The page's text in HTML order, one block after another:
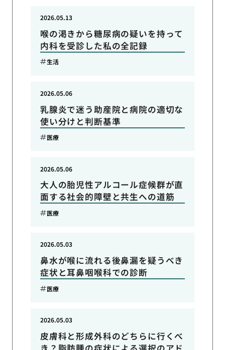
喉の渇きから糖尿病の疑いを持って
内科を受診した私の全記録
2026.05.13
生活
乳腺炎で迷う助産院と病院の適切な
使い分けと判断基準
2026.05.06
医療
大人の胎児性アルコール症候群が直
面する社会的障壁と共生への道筋
2026.05.06
医療
鼻水が喉に流れる後鼻漏を疑うべき
症状と耳鼻咽喉科での診断
2026.05.03
医療
皮膚科と形成外科のどちらに行くべ
2026.05.03